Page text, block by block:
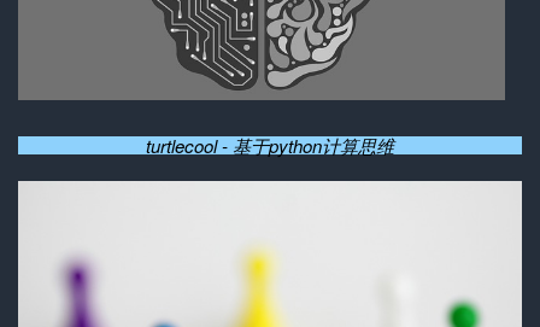
turtlecool - 基于python计算思维